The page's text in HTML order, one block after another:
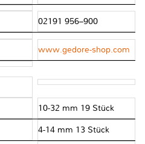
02191 956–900
www.gedore-shop.com
10-32 mm 19 Stück
4-14 mm 13 Stück